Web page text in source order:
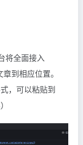
将全面接入
到相应位置。
，可以粘贴到